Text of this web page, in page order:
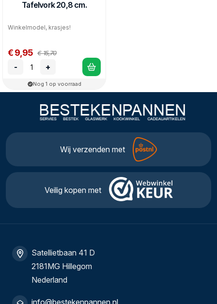
Tafelvork 20,8 cm.
Winkelmodel, krasjes!
€ 9,95 € 15,70
- +
Nog 1 op voorraad
Wij verzenden met
Veilig kopen met
Satellietbaan 41 D
2181MG Hillegom
Nederland
info@bestekenpannen.nl